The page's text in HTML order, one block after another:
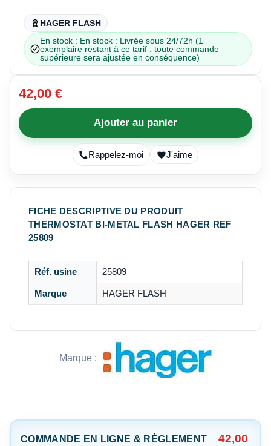
HAGER FLASH
En stock : En stock : Livrée sous 24/72h (1
exemplaire restant à ce tarif : toute commande
supérieure sera ajustée en conséquence)
42,00 €
Ajouter au panier
Rappelez-moi J'aime
FICHE DESCRIPTIVE DU PRODUIT
THERMOSTAT BI-METAL FLASH HAGER REF
25809
Réf. usine 25809
Marque HAGER FLASH
Marque :
COMMANDE EN LIGNE & RÈGLEMENT
42,00